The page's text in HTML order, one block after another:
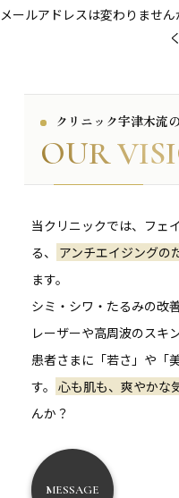
メールアドレスは変わりませ
クリニック宇津木流
OUR
当クリニックでは、フェ
る、
アンチエイジングの
ます。
シミ・シワ・たるみの改
レーザーや高周波のスキ
患者さまに「若さ」や「
す。 心も肌も、爽やかな
んか？
MESSAGE